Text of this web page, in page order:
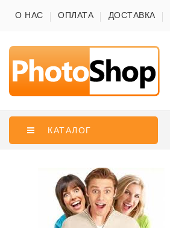
О НАС ОПЛАТА ДОСТАВКА
КАТАЛОГ